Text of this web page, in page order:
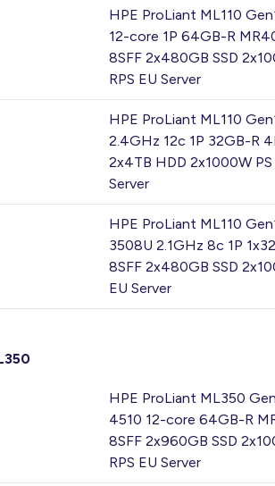
HPE ProLiant ML110
12-core 1P 64GB-R
8SFF 2x480GB SSD
RPS EU Server
HPE ProLiant ML110
2.4GHz 12c 1P 32GB-R
2x4TB HDD 2x1000W PS
Server
HPE ProLiant ML110
3508U 2.1GHz 8c 1P
8SFF 2x480GB SSD
EU Server
HPE ProLiant ML350
4510 12-core 64GB-R
8SFF 2x960GB SSD
RPS EU Server